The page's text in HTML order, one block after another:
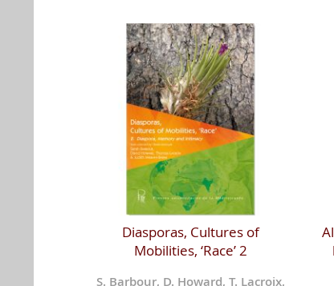
Diasporas, Cultures of
Mobilities, ‘Race’ 2
S. Barbour, D. Howard, T. Lacroix,